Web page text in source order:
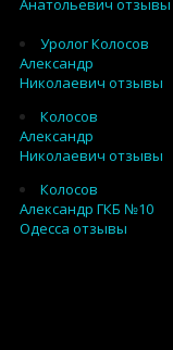
Анатольевич отзывы
Уролог Колосов
Александр
Николаевич отзывы
Колосов
Александр
Николаевич отзывы
Колосов
Александр ГКБ №10
Одесса отзывы